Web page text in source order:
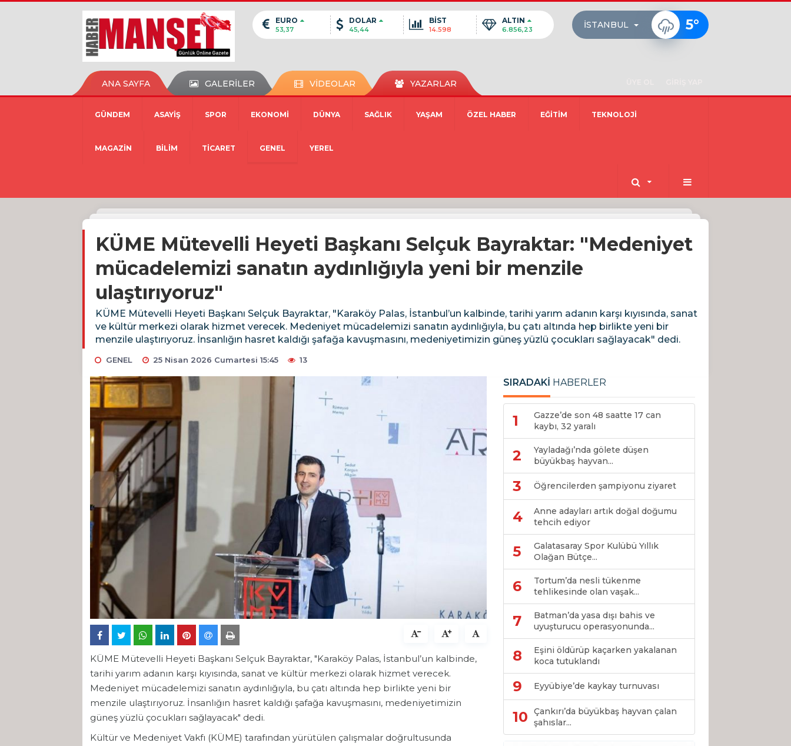
EURO
53,37
DOLAR
45,44
BİST
14.598
ALTIN
6.856,23 İSTANBUL 5°
ANA SAYFA GALERİLER VİDEOLAR YAZARLAR
GÜNDEM ASAYİŞ SPOR EKONOMİ DÜNYA SAĞLIK YAŞAM ÖZEL HABER EĞİTİM TEKNOLOJİ
MAGAZİN BİLİM TİCARET GENEL YEREL
KÜME Mütevelli Heyeti Başkanı Selçuk Bayraktar: "Medeniyet
mücadelemizi sanatın aydınlığıyla yeni bir menzile
ulaştırıyoruz"
KÜME Mütevelli Heyeti Başkanı Selçuk Bayraktar, "Karaköy Palas, İstanbul’un kalbinde, tarihi yarım adanın karşı kıyısında, sanat
ve kültür merkezi olarak hizmet verecek. Medeniyet mücadelemizi sanatın aydınlığıyla, bu çatı altında hep birlikte yeni bir
menzile ulaştırıyoruz. İnsanlığın hasret kaldığı şafağa kavuşmasını, medeniyetimizin güneş yüzlü çocukları sağlayacak" dedi.
GENEL 25 Nisan 2026 Cumartesi 15:45 13
KÜME Mütevelli Heyeti Başkanı Selçuk Bayraktar, "Karaköy Palas, İstanbul’un kalbinde,
tarihi yarım adanın karşı kıyısında, sanat ve kültür merkezi olarak hizmet verecek.
Medeniyet mücadelemizi sanatın aydınlığıyla, bu çatı altında hep birlikte yeni bir
menzile ulaştırıyoruz. İnsanlığın hasret kaldığı şafağa kavuşmasını, medeniyetimizin
güneş yüzlü çocukları sağlayacak" dedi.
Kültür ve Medeniyet Vakfı (KÜME) tarafından yürütülen çalışmalar doğrultusunda
SIRADAKİ HABERLER
1
Gazze’de son 48 saatte 17 can
kaybı, 32 yaralı
2
Yayladağı’nda gölete düşen
büyükbaş hayvan...
3 Öğrencilerden şampiyonu ziyaret
4
Anne adayları artık doğal doğumu
tehcih ediyor
5
Galatasaray Spor Kulübü Yıllık
Olağan Bütçe...
6
Tortum’da nesli tükenme
tehlikesinde olan vaşak...
7
Batman’da yasa dışı bahis ve
uyuşturucu operasyonunda...
8
Eşini öldürüp kaçarken yakalanan
koca tutuklandı
9 Eyyübiye’de kaykay turnuvası
10
Çankırı’da büyükbaş hayvan çalan
şahıslar...